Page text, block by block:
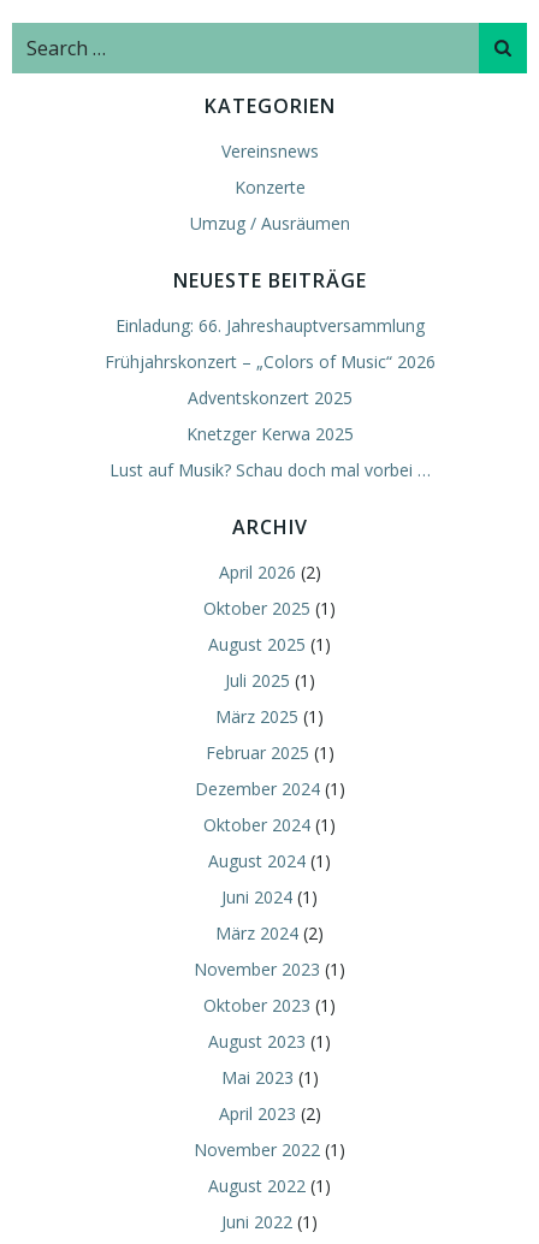
Search
KATEGORIEN
Vereinsnews
Konzerte
Umzug / Ausräumen
NEUESTE BEITRÄGE
Einladung: 66. Jahreshauptversammlung
Frühjahrskonzert – „Colors of Music“ 2026
Adventskonzert 2025
Knetzger Kerwa 2025
Lust auf Musik? Schau doch mal vorbei …
ARCHIV
April 2026 (2)
Oktober 2025 (1)
August 2025 (1)
Juli 2025 (1)
März 2025 (1)
Februar 2025 (1)
Dezember 2024(1)
Oktober 2024 (1)
August 2024 (1)
Juni 2024 (1)
März 2024 (2)
November 2023 (1)
Oktober 2023 (1)
August 2023 (1)
Mai 2023 (1)
April 2023 (2)
November 2022 (1)
August 2022 (1)
Juni 2022 (1)